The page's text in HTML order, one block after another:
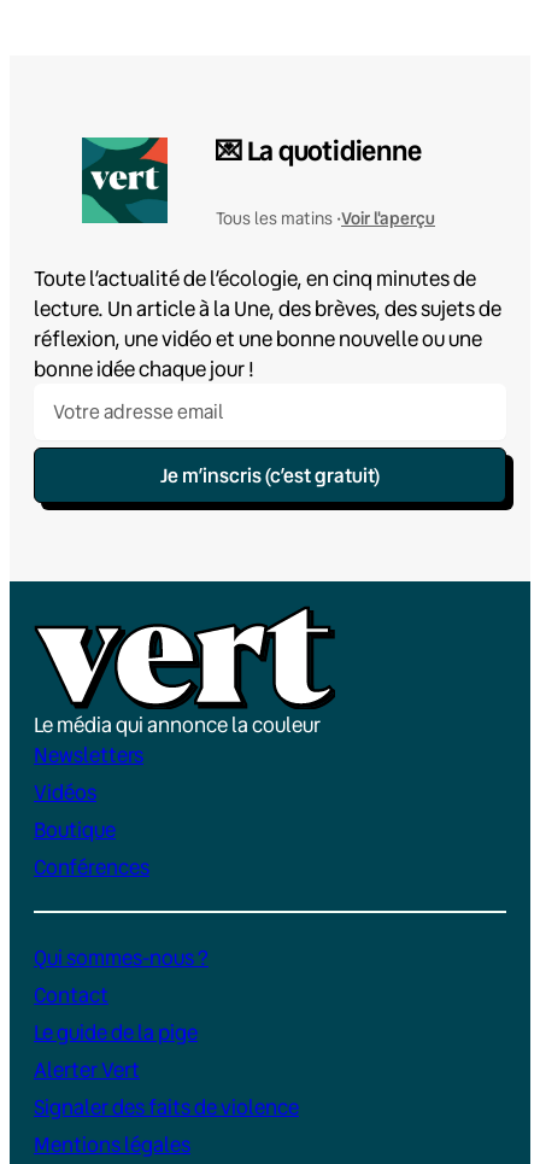
💌 La quotidienne
Tous les matins •Voir l'aperçu
Toute l’actualité de l’écologie, en cinq minutes de
lecture. Un article à la Une, des brèves, des sujets de
réflexion, une vidéo et une bonne nouvelle ou une
bonne idée chaque jour !
Je m’inscris (c’est gratuit)
Le média qui annonce la couleur
Newsletters
Vidéos
Boutique
Conférences
Qui sommes-nous ?
Contact
Le guide de la pige
Alerter Vert
Signaler des faits de violence
Mentions légales